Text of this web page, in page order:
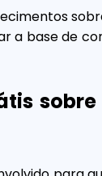
a base de